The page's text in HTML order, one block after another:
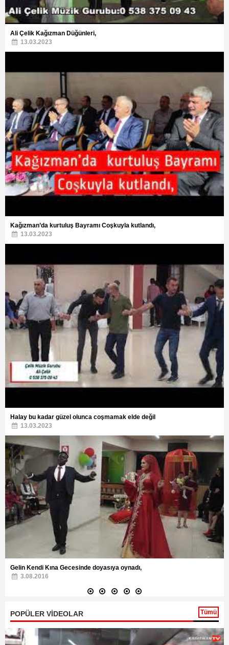
Ali Çelik Kağızman Düğünleri,
13.03.2023
Kağızman’da kurtuluş Bayramı Coşkuyla kutlandı,
13.03.2023
Halay bu kadar güzel olunca coşmamak elde değil
13.03.2023
Gelin Kendi Kına Gecesinde doyasıya oynadı,
3.08.2016
POPÜLER VİDEOLAR Tümü